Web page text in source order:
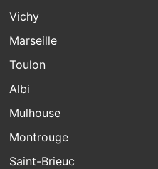
Vichy
Marseille
Toulon
Albi
Mulhouse
Montrouge
Saint-Brieuc